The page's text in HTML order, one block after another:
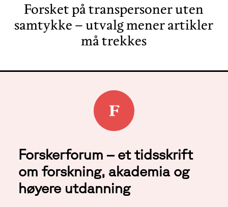
Forsket på transpersoner uten
samtykke – utvalg mener artikler
må trekkes
Forskerforum – et tidsskrift
om forskning, akademia og
høyere utdanning